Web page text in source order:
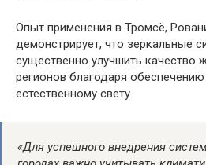
Опыт применения в Тромсё,
демонстрирует, что зеркальные
существенно улучшить качество
регионов благодаря
естественному свету.
«Для успешного внедрения